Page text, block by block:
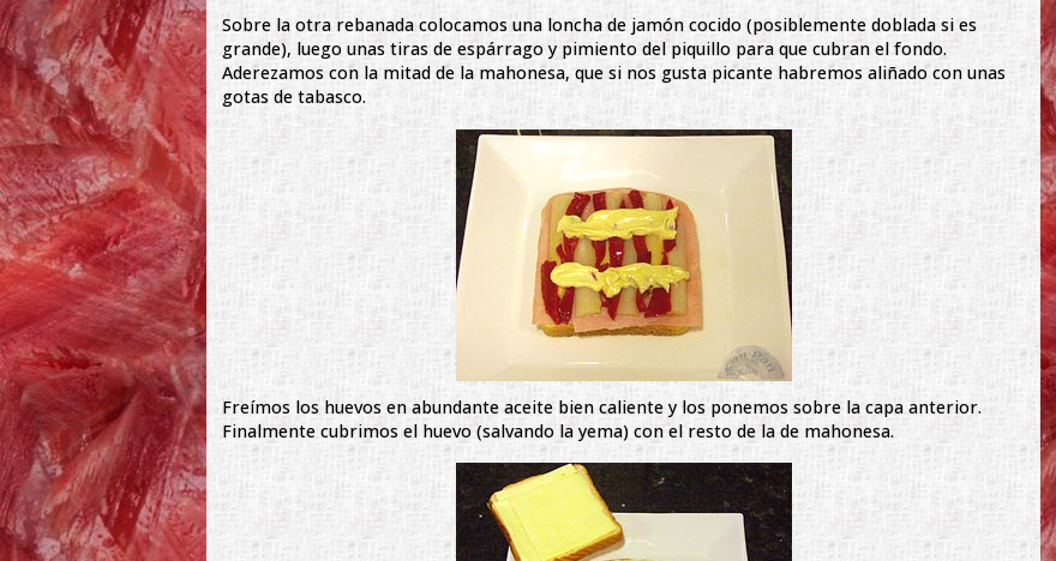
Sobre la otra rebanada colocamos una loncha de jamón cocido (posiblemente doblada si es
grande), luego unas tiras de espárrago y pimiento del piquillo para que cubran el fondo.
Aderezamos con la mitad de la mahonesa, que si nos gusta picante habremos aliñado con unas
gotas de tabasco.
Freímos los huevos en abundante aceite bien caliente y los ponemos sobre la capa anterior.
Finalmente cubrimos el huevo (salvando la yema) con el resto de la de mahonesa.